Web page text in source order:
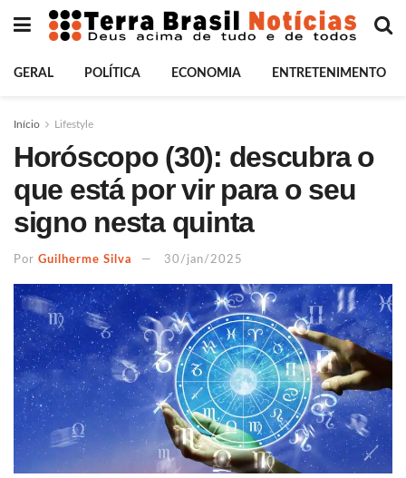
GERAL POLÍTICA ECONOMIA ENTRETENIMENTO
Início Lifestyle
Horóscopo (30): descubra o
que está por vir para o seu
signo nesta quinta
Por Guilherme Silva 30/jan/2025